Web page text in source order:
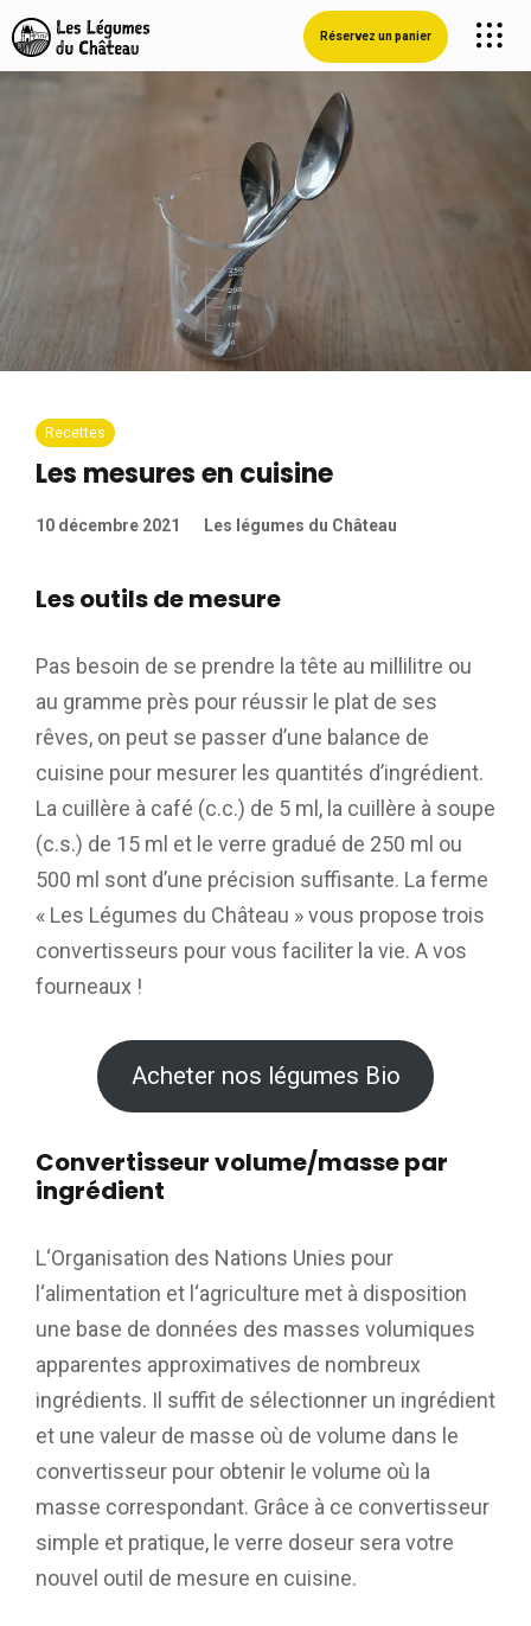
Réservez un panier
Recettes
Les mesures en cuisine
10 décembre 2021 Les légumes du Château
Les outils de mesure
Pas besoin de se prendre la tête au millilitre ou
au gramme près pour réussir le plat de ses
rêves, on peut se passer d’une balance de
cuisine pour mesurer les quantités d’ingrédient.
La cuillère à café (c.c.) de 5 ml, la cuillère à soupe
(c.s.) de 15 ml et le verre gradué de 250 ml ou
500 ml sont d’une précision suffisante. La ferme
« Les Légumes du Château » vous propose trois
convertisseurs pour vous faciliter la vie. A vos
fourneaux !
Acheter nos légumes Bio
Convertisseur volume/masse par
ingrédient
L‘Organisation des Nations Unies pour
l‘alimentation et l‘agriculture met à disposition
une base de données des masses volumiques
apparentes approximatives de nombreux
ingrédients. Il suffit de sélectionner un ingrédient
et une valeur de masse où de volume dans le
convertisseur pour obtenir le volume où la
masse correspondant. Grâce à ce convertisseur
simple et pratique, le verre doseur sera votre
nouvel outil de mesure en cuisine.